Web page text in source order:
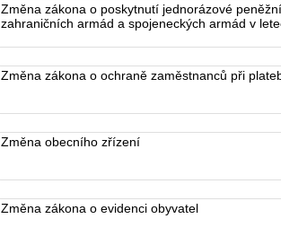
Změna zákona o poskytnutí jednorázové
zahraničních armád a spojeneckých armád v
Změna zákona o ochraně zaměstnanců při
Změna obecního zřízení
Změna zákona o evidenci obyvatel